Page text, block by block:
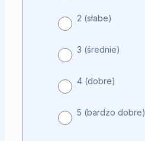
męskiego2 (słabe)
3 (średnie)
4 (dobre)
5 (bardzo dobre)